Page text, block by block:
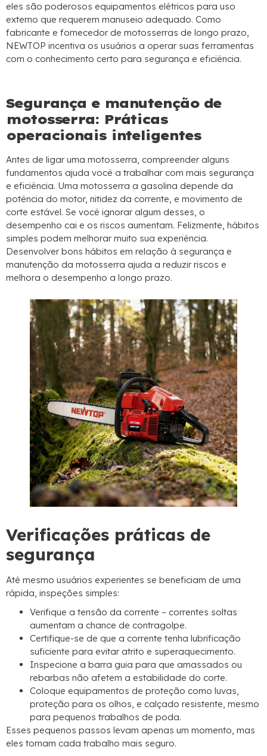
eles são poderosos equipamentos elétricos para uso
externo que requerem manuseio adequado. Como
fabricante e fornecedor de motosserras de longo prazo,
NEWTOP incentiva os usuários a operar suas ferramentas
com o conhecimento certo para segurança e eficiência.
Segurança e manutenção de
motosserra: Práticas
operacionais inteligentes
Antes de ligar uma motosserra, compreender alguns
fundamentos ajuda você a trabalhar com mais segurança
e eficiência. Uma motosserra a gasolina depende da
potência do motor, nitidez da corrente, e movimento de
corte estável. Se você ignorar algum desses, o
desempenho cai e os riscos aumentam. Felizmente, hábitos
simples podem melhorar muito sua experiência.
Desenvolver bons hábitos em relação à segurança e
manutenção da motosserra ajuda a reduzir riscos e
melhora o desempenho a longo prazo.
Verificações práticas de
segurança
Até mesmo usuários experientes se beneficiam de uma
rápida, inspeções simples:
Verifique a tensão da corrente – correntes soltas
aumentam a chance de contragolpe.
Certifique-se de que a corrente tenha lubrificação
suficiente para evitar atrito e superaquecimento.
Inspecione a barra guia para que amassados ​​ou
rebarbas não afetem a estabilidade do corte.
Coloque equipamentos de proteção como luvas,
proteção para os olhos, e calçado resistente, mesmo
para pequenos trabalhos de poda.
Esses pequenos passos levam apenas um momento, mas
eles tornam cada trabalho mais seguro.